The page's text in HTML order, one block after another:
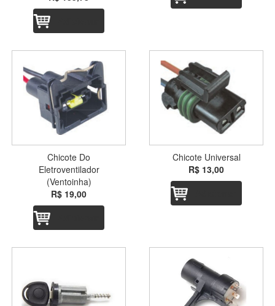
Chicote Do
Eletroventilador
(Ventoinha)
R$ 19,00
Chicote Universal
R$ 13,00